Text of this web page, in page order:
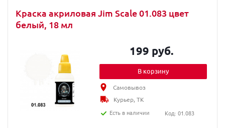
Краска акриловая Jim Scale 01.083 цвет
белый, 18 мл
199 руб.
В корзину
Самовывоз
Курьер, ТК
Есть в наличии
Код: 01.083